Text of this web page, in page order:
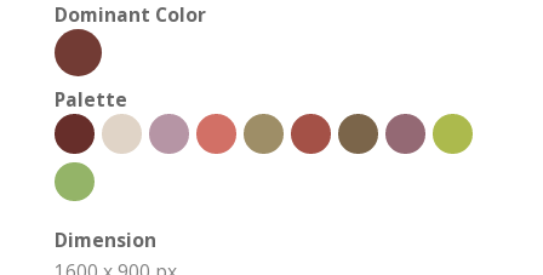
Dominant Color
Palette
Dimension